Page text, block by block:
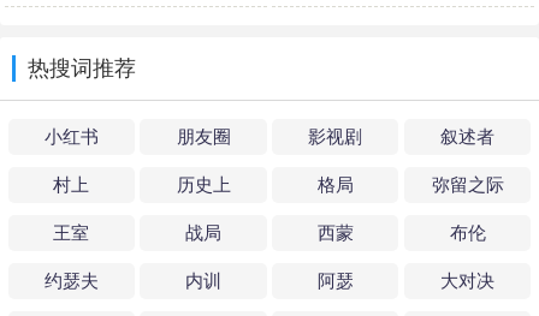
热搜词推荐
小红书 朋友圈 影视剧 叙述者
村上 历史上 格局 弥留之际
王室 战局 西蒙 布伦
约瑟夫 内训 阿瑟 大对决